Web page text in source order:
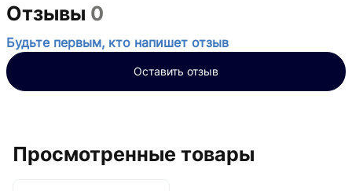
Отзывы 0
Будьте первым, кто напишет отзыв
Оставить отзыв
Просмотренные товары